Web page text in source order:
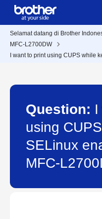
Selamat datang di Brother
MFC-L2700DW
I want to print using CUPS while
Question:
using
SELinux
MFC-